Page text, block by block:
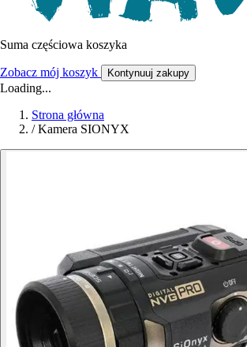
Suma częściowa koszyka
Zobacz mój koszyk Kontynuuj zakupy
Loading...
Strona główna
/ Kamera SIONYX